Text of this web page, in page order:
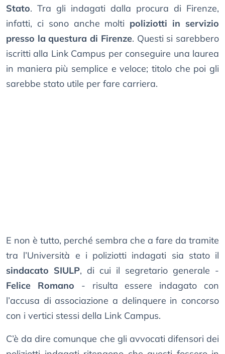
Stato. Tra gli indagati dalla procura di Firenze,
infatti, ci sono anche molti poliziotti in servizio
presso la questura di Firenze. Questi si sarebbero
iscritti alla Link Campus per conseguire una laurea
in maniera più semplice e veloce; titolo che poi gli
sarebbe stato utile per fare carriera.
E non è tutto, perché sembra che a fare da tramite
tra l’Università e i poliziotti indagati sia stato il
sindacato SIULP, di cui il segretario generale -
Felice Romano - risulta essere indagato con
l’accusa di associazione a delinquere in concorso
con i vertici stessi della Link Campus.
C’è da dire comunque che gli avvocati difensori dei